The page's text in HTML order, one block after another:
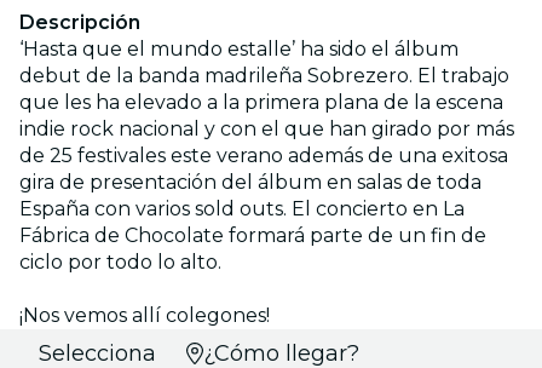
Descripción
‘Hasta que el mundo estalle’ ha sido el álbum
debut de la banda madrileña Sobrezero. El trabajo
que les ha elevado a la primera plana de la escena
indie rock nacional y con el que han girado por más
de 25 festivales este verano además de una exitosa
gira de presentación del álbum en salas de toda
España con varios sold outs. El concierto en La
Fábrica de Chocolate formará parte de un fin de
ciclo por todo lo alto.
¡Nos vemos allí colegones!
Selecciona
¿Cómo llegar?